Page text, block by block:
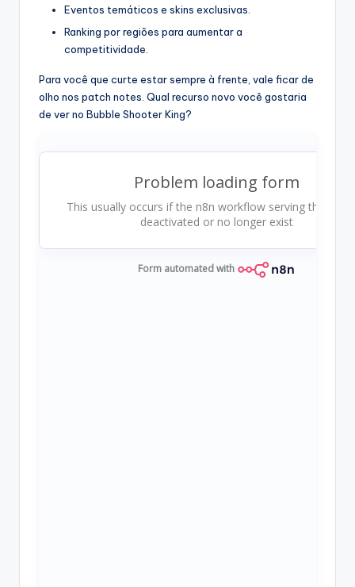
Eventos temáticos e skins exclusivas.
Ranking por regiões para aumentar a
competitividade.
Para você que curte estar sempre à frente, vale ficar de
olho nos patch notes. Qual recurso novo você gostaria
de ver no Bubble Shooter King?